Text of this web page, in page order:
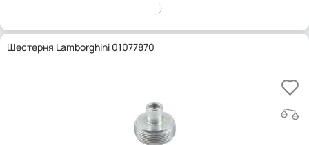
Шестерня Lamborghini 01077870